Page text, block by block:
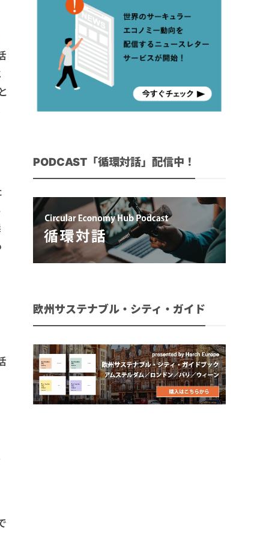
PODCAST「循環対話」配信中！
欧州サステナブル・シティ・ガイド